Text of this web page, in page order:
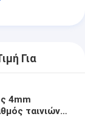
Για
4mm
ταινιών